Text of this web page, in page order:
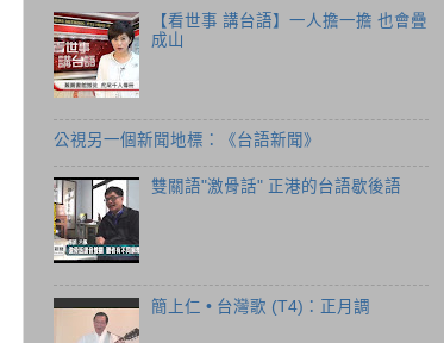
【看世事 講台語】一人擔一擔 也會疊
成山
公視另一個新聞地標：《台語新聞》
雙關語"激骨話" 正港的台語歇後語
簡上仁 • 台灣歌 (T4)：正月調